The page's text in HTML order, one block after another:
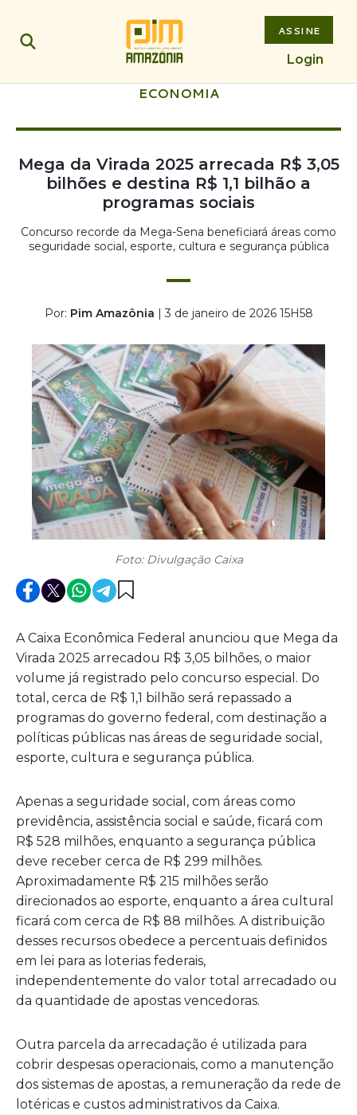
ASSINE
Login
ECONOMIA
Mega da Virada 2025 arrecada R$ 3,05
bilhões e destina R$ 1,1 bilhão a
programas sociais
Concurso recorde da Mega-Sena beneficiará áreas como
seguridade social, esporte, cultura e segurança pública
Por: Pim Amazônia | 3 de janeiro de 2026 15H58
Foto: Divulgação Caixa
A Caixa Econômica Federal anunciou que Mega da
Virada 2025 arrecadou R$ 3,05 bilhões, o maior
volume já registrado pelo concurso especial. Do
total, cerca de R$ 1,1 bilhão será repassado a
programas do governo federal, com destinação a
políticas públicas nas áreas de seguridade social,
esporte, cultura e segurança pública.
Apenas a seguridade social, com áreas como
previdência, assistência social e saúde, ficará com
R$ 528 milhões, enquanto a segurança pública
deve receber cerca de R$ 299 milhões.
Aproximadamente R$ 215 milhões serão
direcionados ao esporte, enquanto a área cultural
ficará com cerca de R$ 88 milhões. A distribuição
desses recursos obedece a percentuais definidos
em lei para as loterias federais,
independentemente do valor total arrecadado ou
da quantidade de apostas vencedoras.
Outra parcela da arrecadação é utilizada para
cobrir despesas operacionais, como a manutenção
dos sistemas de apostas, a remuneração da rede de
lotéricas e custos administrativos da Caixa.